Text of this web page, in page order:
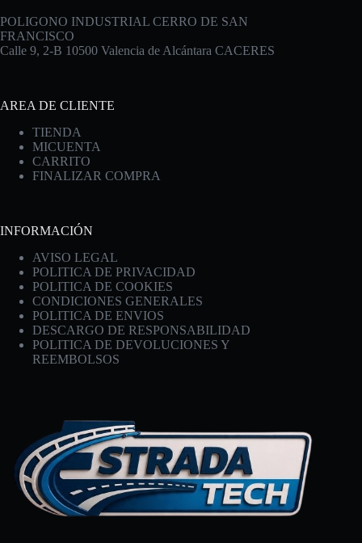
POLIGONO INDUSTRIAL CERRO DE SAN
FRANCISCO
Calle 9, 2-B 10500 Valencia de Alcántara CACERES
AREA DE CLIENTE
TIENDA
MICUENTA
CARRITO
FINALIZAR COMPRA
INFORMACIÓN
AVISO LEGAL
POLITICA DE PRIVACIDAD
POLITICA DE COOKIES
CONDICIONES GENERALES
POLITICA DE ENVIOS
DESCARGO DE RESPONSABILIDAD
POLITICA DE DEVOLUCIONES Y
REEMBOLSOS